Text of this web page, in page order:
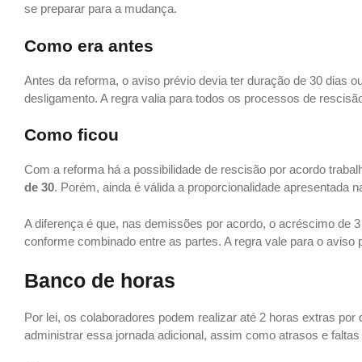
se preparar para a mudança.
Como era antes
Antes da reforma, o aviso prévio devia ter duração de 30 dias
desligamento. A regra valia para todos os processos de
Como ficou
Com a reforma há a possibilidade de rescisão por acordo
de 30. Porém, ainda é válida a proporcionalidade apresentada
A diferença é que, nas demissões por acordo, o acréscimo de
conforme combinado entre as partes. A regra vale para o aviso
Banco de horas
Por lei, os colaboradores podem realizar até 2 horas extras
administrar essa jornada adicional, assim como atrasos e